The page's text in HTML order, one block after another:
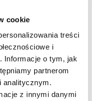
cookie
treści
i
Informacje o tym, jak
partnerom
analitycznym.
z innymi danymi
VILEDA
zł lub 6 798 pkt